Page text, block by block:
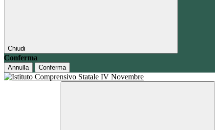
Chiudi
Conferma
Annulla Conferma